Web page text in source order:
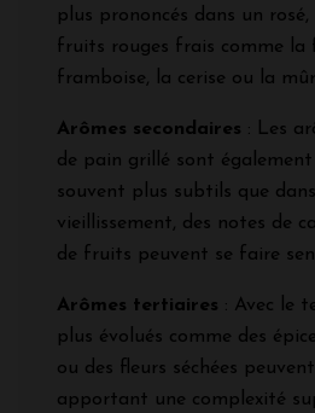
plus prononcés dans un
fruits rouges frais comme la
framboise, la cerise ou la
Arômes secondaires : Les
de pain grillé sont
souvent plus subtils que
vieillissement, des notes de
de fruits peuvent se faire
Arômes tertiaires : Avec le
plus évolués comme des
ou des fleurs séchées
apportant une complexité